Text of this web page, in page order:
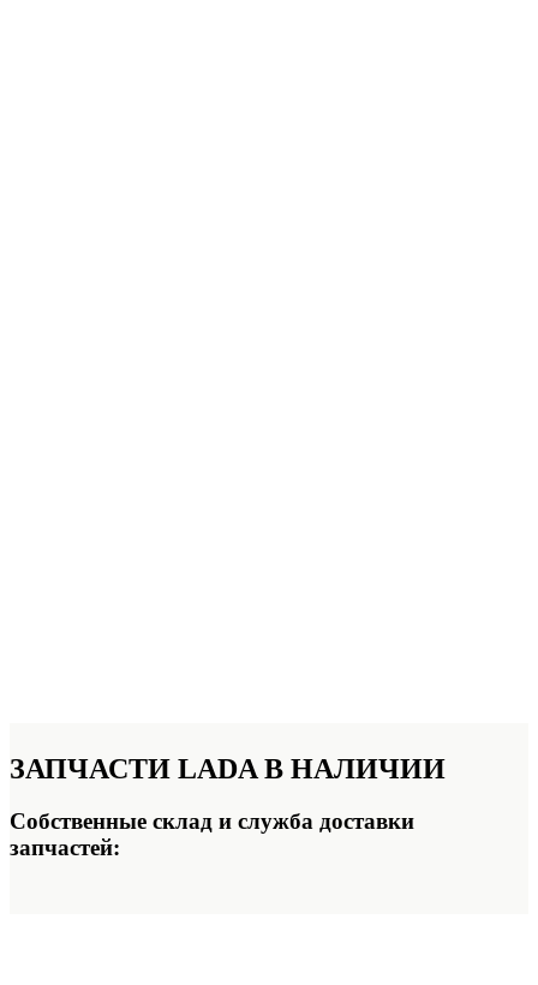
ЗАПЧАСТИ LADA В НАЛИЧИИ
Собственные склад и служба доставки
запчастей: